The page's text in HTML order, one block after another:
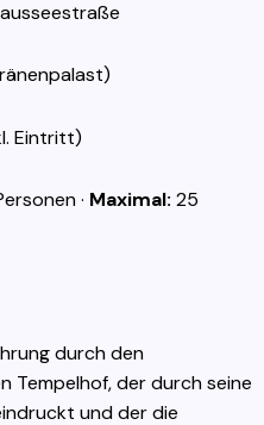
Eintritt)
· Maximal: 25
durch den
Tempelhof, der durch seine
und der die